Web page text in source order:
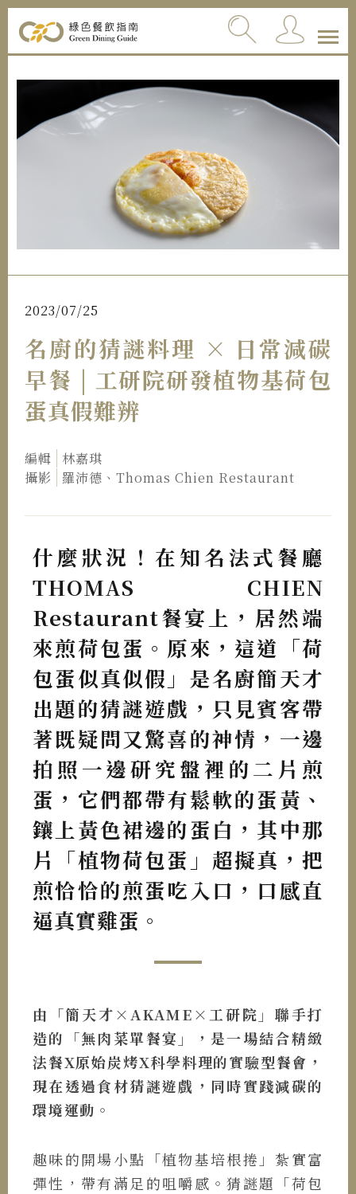
2023/07/25
名廚的猜謎料理 × 日常減碳
早餐 | 工研院研發植物基荷包
蛋真假難辨
編輯
林嘉琪
攝影
羅沛德、Thomas Chien Restaurant
什麼狀況！在知名法式餐廳
THOMAS CHIEN
Restaurant餐宴上，居然端
來煎荷包蛋。原來，這道「荷
包蛋似真似假」是名廚簡天才
出題的猜謎遊戲，只見賓客帶
著既疑問又驚喜的神情，一邊
拍照一邊研究盤裡的二片煎
蛋，它們都帶有鬆軟的蛋黃、
鑲上黃色裙邊的蛋白，其中那
片「植物荷包蛋」超擬真，把
煎恰恰的煎蛋吃入口，口感直
逼真實雞蛋。
由「簡天才×AKAME×工研院」聯手打
造的「無肉菜單餐宴」，是一場結合精緻
法餐X原始炭烤X科學料理的實驗型餐會，
現在透過食材猜謎遊戲，同時實踐減碳的
環境運動。
趣味的開場小點「植物基培根捲」紮實富
彈性，帶有滿足的咀嚼感。猜謎題「荷包